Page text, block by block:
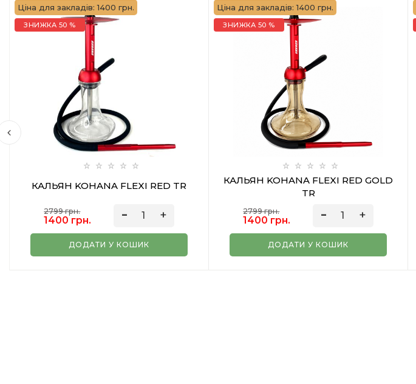
Ціна для закладів: 1400 грн.
ЗНИЖКА 50 %
КАЛЬЯН KOHANA FLEXI RED TR
2799 грн.
1400 грн.
ДОДАТИ У КОШИК
Ціна для закладів: 1400 грн.
ЗНИЖКА 50 %
КАЛЬЯН KOHANA FLEXI RED GOLD
TR
2799 грн.
1400 грн.
ДОДАТИ У КОШИК